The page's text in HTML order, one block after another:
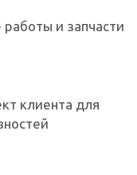
и запчасти
клиента для